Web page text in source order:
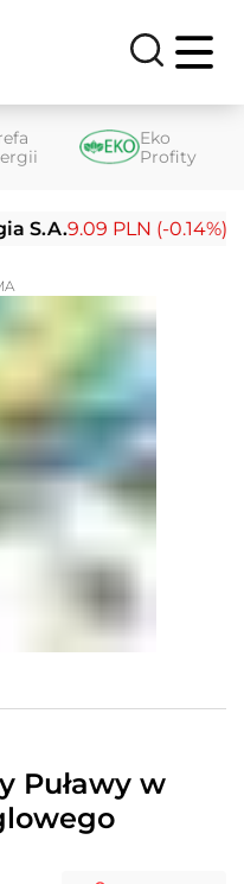
Eko
Profity
9.09 PLN (-0.14%)
Puławy w